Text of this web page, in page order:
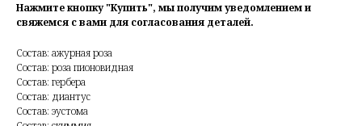
Нажмите кнопку "Купить", мы получим уведомлением и
свяжемся с вами для согласования деталей.
Состав: ажурная роза
Состав: роза пионовидная
Состав: гербера
Состав: диантус
Состав: эустома